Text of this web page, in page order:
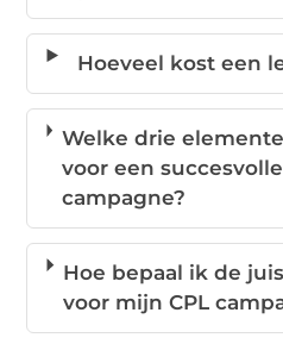
Hoeveel kost een
Welke drie
voor een succesvolle
campagne?
Hoe bepaal ik de
voor mijn CPL